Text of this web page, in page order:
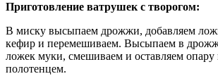
Приготовление ватрушек с творогом:
В миску высыпаем дрожжи, добавляем
кефир и перемешиваем. Высыпаем в
ложек муки, смешиваем и оставляем
полотенцем.